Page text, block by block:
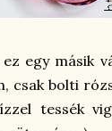
egy másik
csak bolti
tessék